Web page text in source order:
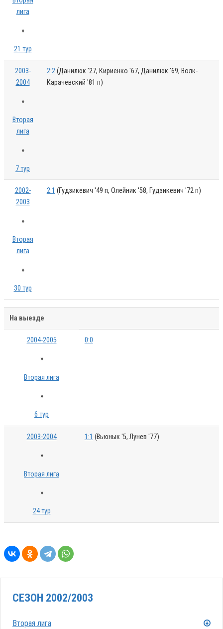
лига
»
21 тур
2003-
2004
»
Вторая
лига
»
7 тур
2:2(Данилюк '27, Кириенко '67, Данилюк '69, Волк-
Карачевский '81 п)
2002-
2003
»
Вторая
лига
»
30 тур
2:1 (Гудзикевич '49 п, Олейник '58, Гудзикевич '72 п)
На выезде
2004-2005
»
Вторая лига
»
6 тур
0:0
2003-2004
»
Вторая лига
»
24 тур
1:1 (Вьюнык '5, Лунев '77)
СЕЗОН 2002/2003
Вторая лига